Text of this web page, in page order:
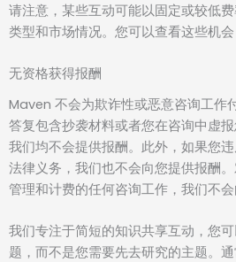
请注意，某些互动可能以固定或较低
类型和市场情况。您可以查看这些机会
无资格获得报酬
Maven 不会为欺诈性或恶意咨询工作
答复包含抄袭材料或者您在咨询中虚
我们均不会提供报酬。此外，如果您
法律义务，我们也不会向您提供报酬
管理和计费的任何咨询工作，我们不会
我们专注于简短的知识共享互动，您
题，而不是您需要先去研究的主题。